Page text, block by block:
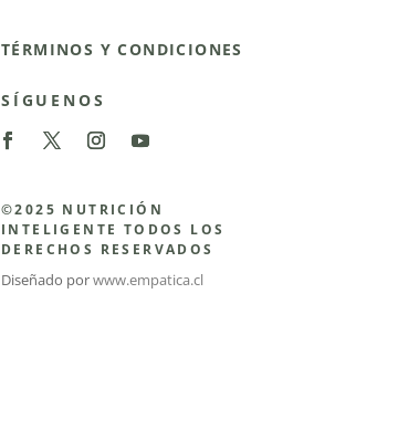
TÉRMINOS Y CONDICIONES
SÍGUENOS
©2025 NUTRICIÓN
INTELIGENTE TODOS LOS
DERECHOS RESERVADOS
Diseñado porwww.empatica.cl